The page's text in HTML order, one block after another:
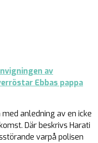
av
Ebbas pappa
anledning av en icke
Där beskrivs Harati
varpå polisen